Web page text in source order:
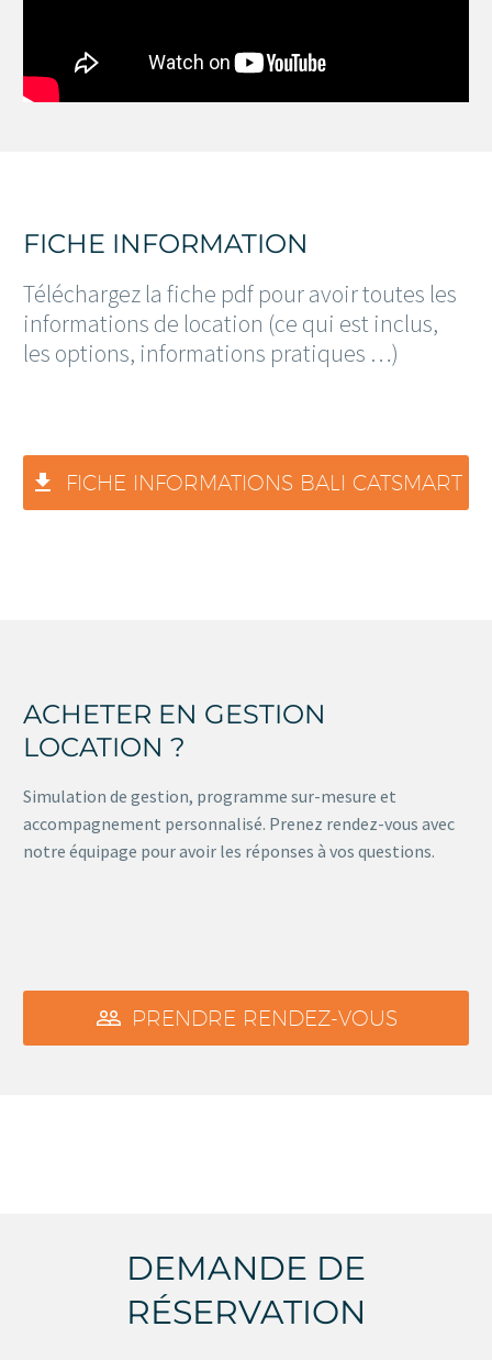
FICHE INFORMATION
Téléchargez la fiche pdf pour avoir toutes les
informations de location (ce qui est inclus,
les options, informations pratiques …)
 FICHE INFORMATIONS BALI CATSMART
ACHETER EN GESTION
LOCATION ?
Simulation de gestion, programme sur-mesure et
accompagnement personnalisé. Prenez rendez-vous avec
notre équipage pour avoir les réponses à vos questions.
 PRENDRE RENDEZ-VOUS
DEMANDE DE
RÉSERVATION